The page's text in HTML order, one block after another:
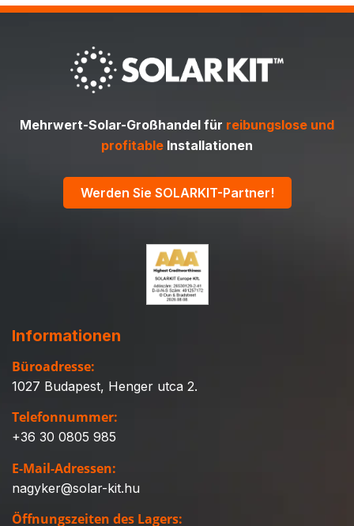
Mehrwert-Solar-Großhandel für reibungslose und
profitable Installationen
Werden Sie SOLARKIT-Partner!
Informationen
Büroadresse:
1027 Budapest, Henger utca 2.
Telefonnummer:
+36 30 0805 985
E-Mail-Adressen:
nagyker@solar-kit.hu
Öffnungszeiten des Lagers: